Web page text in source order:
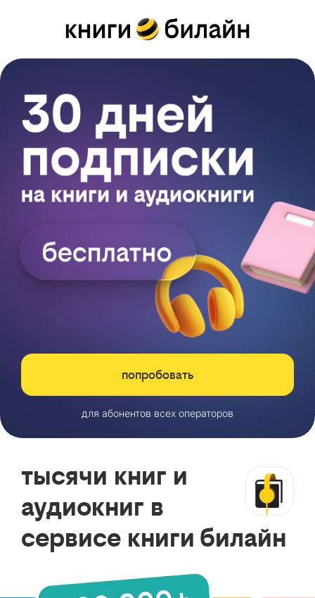
попробовать
для абонентов всех операторов
тысячи книг и
аудиокниг в
сервисе книги билайн